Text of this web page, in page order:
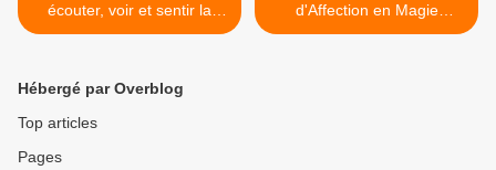
écouter, voir et sentir la
Magie de l'Amour !
d'Affection en Magie
Blanche ou Emprise en
Hébergé par Overblog
Top articles
Pages